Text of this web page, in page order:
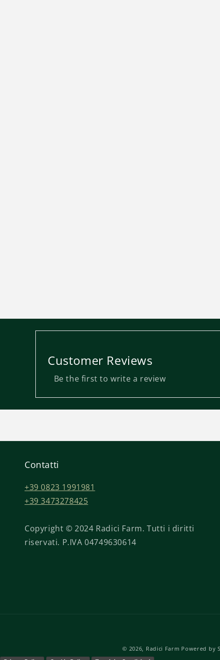
Customer Reviews
Be the first to write a review
Contatti
+39 0823 1991981
+39 3473278425
Copyright © 2024 Radici Farm. Tutti i diritti
riservati. P.IVA 04749630614
© 2026, Radici Farm Powered by